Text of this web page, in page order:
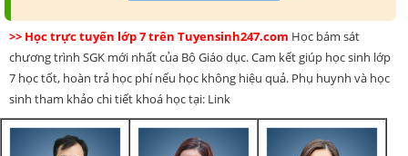
>> Học trực tuyến lớp 7 trên Tuyensinh247.com Học bám sát
chương trình SGK mới nhất của Bộ Giáo dục. Cam kết giúp học sinh lớp
7 học tốt, hoàn trả học phí nếu học không hiệu quả. Phụ huynh và học
sinh tham khảo chi tiết khoá học tại: Link